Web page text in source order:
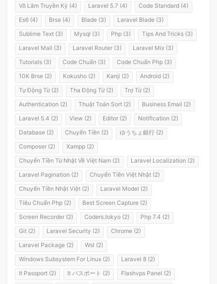
Võ Lâm Truyền Kỳ (4)
Laravel 5.7 (4)
Code Standard (4)
Es6 (4)
Brse (4) Blade (3)
Laravel Blade (3)
Sublime Text (3)
Mysql (3) Php (3)
Tips And Tricks (3)
Laravel Mail (3)
Laravel Router (3)
Laravel Mix (3)
Tutorials (3)
Code Chuẩn (3)
Code Chuẩn Php (3)
10K Brse (2)
Kokusho (2) Kanji (2)
Android (2)
Tự Động Từ (2)
Tha Động Từ (2)
Trợ Từ (2)
Authentication (2)
Thuật Toán Sort (2)
Business Email (2)
Laravel 5.4 (2)
View (2) Editor (2)
Notification (2)
Database (2)
Chuyển Tiền (2)
ゆうちょ銀行 (2)
Composer (2)
Xampp (2)
Chuyển Tiền Từ Nhật Về Việt Nam (2)
Laravel Localization (2)
Laravel Pagination (2)
Chuyển Tiền Việt Nhật (2)
Chuyển Tiền Nhật Việt (2)
Laravel Model (2)
Tiêu Chuẩn Php (2)
Best Screen Capture (2)
Screen Recorder (2)
Coders.tokyo (2)
Php 7.4 (2)
Git (2)
Laravel Security (2)
Chrome (2)
Laravel Package (2)
Wsl (2)
Windows Subsystem For Linux (2)
Laravel 8 (2)
It Passport (2)
It パスポート (2)
Flashvps Panel (2)